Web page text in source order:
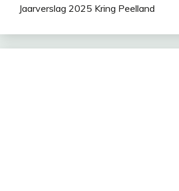
Jaarverslag 2025 Kring Peelland